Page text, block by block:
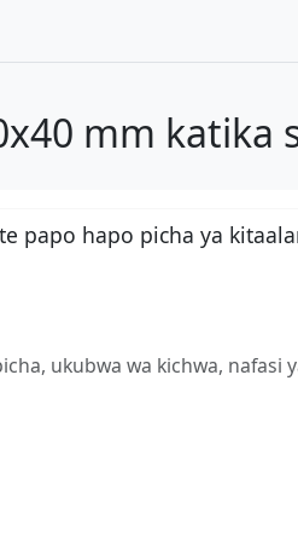
mm katika
papo hapo picha ya
ukubwa wa kichwa, nafasi